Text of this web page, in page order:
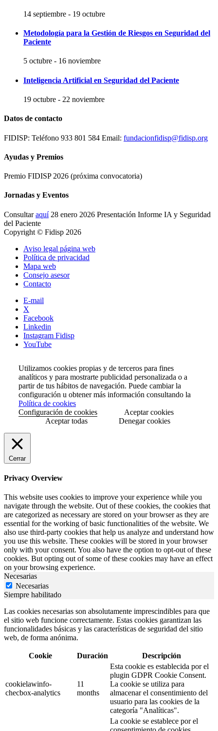
14 septiembre - 19 octubre
Metodología para la Gestión de Riesgos en Seguridad del
Paciente
5 octubre - 16 noviembre
Inteligencia Artificial en Seguridad del Paciente
19 octubre - 22 noviembre
Datos de contacto
FIDISP: Teléfono 933 801 584 Email: fundacionfidisp@fidisp.org
Ayudas y Premios
Premio FIDISP 2026 (próxima convocatoria)
Jornadas y Eventos
Consultaraquí28 enero 2026 Presentación Informe IA y Seguridad
del Paciente
Copyright © Fidisp 2026
Aviso legal página web
Política de privacidad
Mapa web
Consejo asesor
Contacto
E-mail
X
Facebook
Linkedin
Instagram Fidisp
YouTube
Utilizamos cookies propias y de terceros para fines
analíticos y para mostrarte publicidad personalizada o a
partir de tus hábitos de navegación. Puede cambiar la
configuración u obtener más información consultando la
Política de cookies
Configuración de cookies
Aceptar cookies
Aceptar todas
Denegar cookies
Cerrar
Privacy Overview
This website uses cookies to improve your experience while you
navigate through the website. Out of these cookies, the cookies that
are categorized as necessary are stored on your browser as they are
essential for the working of basic functionalities of the website. We
also use third-party cookies that help us analyze and understand how
you use this website. These cookies will be stored in your browser
only with your consent. You also have the option to opt-out of these
cookies. But opting out of some of these cookies may have an effect
on your browsing experience.
Necesarias
Necesarias
Siempre habilitado
Las cookies necesarias son absolutamente imprescindibles para que
el sitio web funcione correctamente. Estas cookies garantizan las
funcionalidades básicas y las características de seguridad del sitio
web, de forma anónima.
Cookie Duración Descripción
cookielawinfo-
checbox-analytics
11
months
Esta cookie es establecida por el
plugin GDPR Cookie Consent.
La cookie se utiliza para
almacenar el consentimiento del
usuario para las cookies de la
categoría "Analíticas".
La cookie se establece por el